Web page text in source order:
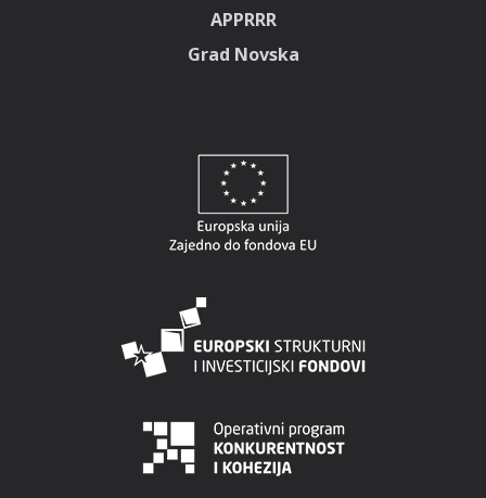
APPRRR
Grad Novska